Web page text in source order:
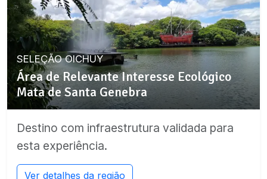
SELEÇÃO OICHUY
Área de Relevante Interesse Ecológico
Mata de Santa Genebra
Destino com infraestrutura validada para
esta experiência.
Ver detalhes da região